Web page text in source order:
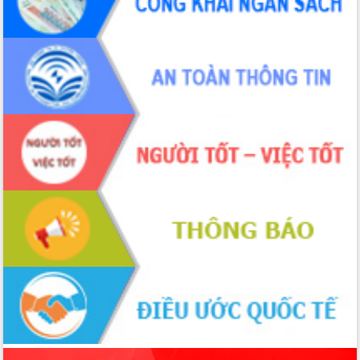
ứng để giữ vững thị trường xuất khẩu
Diễn đàn Kinh tế tư nhân Việt Nam đột
phá cơ chế - Hợp tác công tư
Đề án 06 tạo bước ngoặt đột phá trong
cải cách hành chính tỉnh Đắk Lắk
Kết nối tour, đẩy mạnh chuyển đổi số
để phát triển du lịch Đắk Lắk
Khởi động Dự án Đầu tư xây dựng hạ
tầng kỹ thuật Cụm công nghiệp Tân
Tiến
Gặp mặt các cơ quan báo chí nhân Kỷ
niệm 101 năm Ngày Báo chí Cách
mạng Việt Nam
Đắk Lắk sơ kết 4 năm triển khai thực
hiện Đề án 06 của Chính phủ
Họp báo thông tin về Hội nghị Công bố
Quy hoạch và Xúc tiến đầu tư tỉnh Đắk
Lắk
Khơi thông điểm nghẽn, đẩy nhanh
giải ngân vốn khắc phục thiên tai